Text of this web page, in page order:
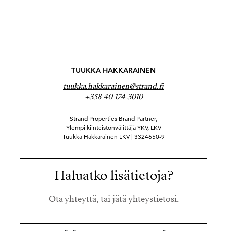
TUUKKA HAKKARAINEN
tuukka.hakkarainen@strand.fi
+358 40 174 3010
Strand Properties Brand Partner,
Ylempi kiinteistönvälittäjä YKV, LKV
Tuukka Hakkarainen LKV | 3324650-9
Haluatko lisätietoja?
Ota yhteyttä, tai jätä yhteystietosi.